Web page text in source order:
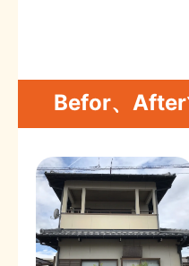
Befor、After